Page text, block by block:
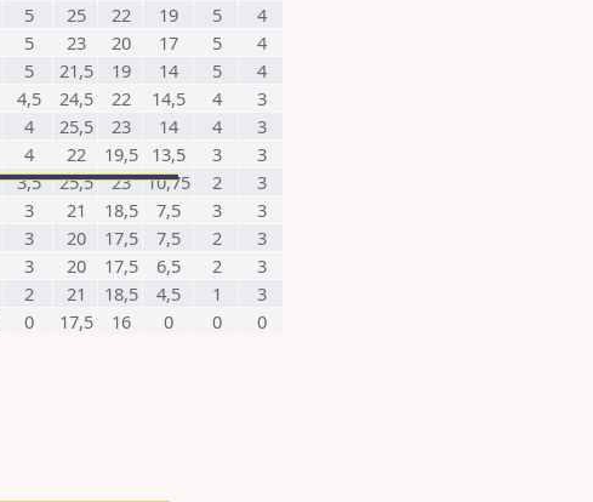
5 25 22 19 5
4
5 23 20 17 5
4
5 21,5 19 14 5
4
4,5 24,5 22 14,5 4
3
4 25,5 23 14 4
3
4 22 19,5 13,5 3
3
3,5 25,5 23 10,75 2
3
3 21 18,5 7,5 3
3
3 20 17,5 7,5 2
3
3 20 17,5 6,5 2
3
2 21 18,5 4,5 1
3
0 17,5 16 0 0
0